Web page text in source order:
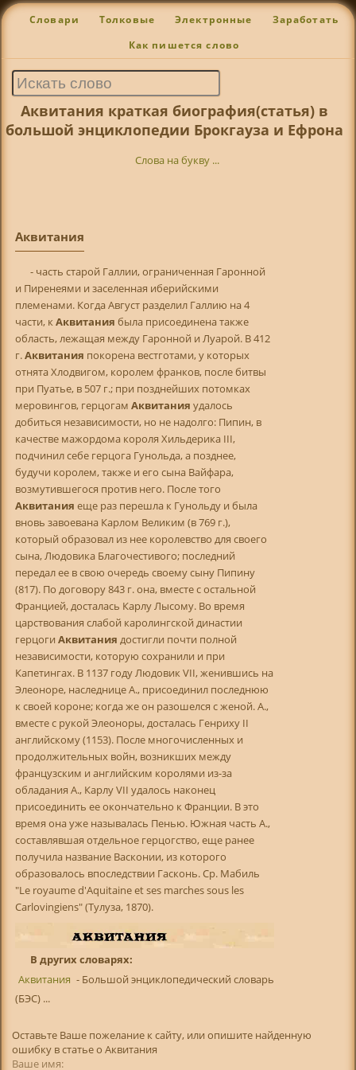
Словари Толковые Электронные Заработать
Как пишется слово
Аквитания краткая биография(статья) в
большой энциклопедии Брокгауза и Ефрона
Слова на букву ...
Аквитания
- часть старой Галлии, ограниченная Гаронной
и Пиренеями и заселенная иберийскими
племенами. Когда Август разделил Галлию на 4
части, кАквитания была присоединена также
область, лежащая между Гаронной и Луарой. В 412
г.Аквитания покорена вестготами, у которых
отнята Хлодвигом, королем франков, после битвы
при Пуатье, в 507 г.; при позднейших потомках
меровингов, герцогам Аквитания удалось
добиться независимости, но не надолго: Пипин, в
качестве мажордома короля Хильдерика III,
подчинил себе герцога Гунольда, а позднее,
будучи королем, также и его сына Вайфара,
возмутившегося против него. После того
Аквитания еще раз перешла к Гунольду и была
вновь завоевана Карлом Великим (в 769 г.),
который образовал из нее королевство для своего
сына, Людовика Благочестивого; последний
передал ее в свою очередь своему сыну Пипину
(817). По договору 843 г. она, вместе с остальной
Францией, досталась Карлу Лысому. Во время
царствования слабой каролингской династии
герцоги Аквитания достигли почти полной
независимости, которую сохранили и при
Капетингах. В 1137 году Людовик VII, женившись на
Элеоноре, наследнице А., присоединил последнюю
к своей короне; когда же он разошелся с женой. А.,
вместе с рукой Элеоноры, досталась Генриху II
английскому (1153). После многочисленных и
продолжительных войн, возникших между
французским и английским королями из-за
обладания А., Карлу VII удалось наконец
присоединить ее окончательно к Франции. В это
время она уже называлась Пенью. Южная часть А.,
составлявшая отдельное герцогство, еще ранее
получила название Васконии, из которого
образовалось впоследствии Гасконь. Ср. Мабиль
"Le royaume d'Aquitaine et ses marches sous les
Carlovingiens" (Тулуза, 1870).
В других словарях:
Аквитания - Большой энциклопедический словарь
(БЭС) ...
Оставьте Ваше пожелание к сайту, или опишите найденную
ошибку в статье о Аквитания
Ваше имя: